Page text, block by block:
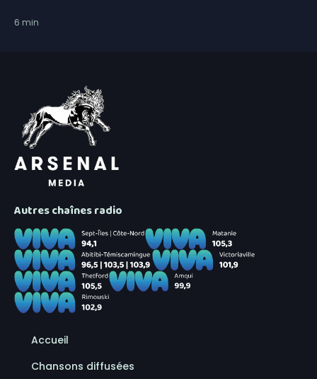
6 min
Autres chaînes radio
Accueil
Chansons diffusées